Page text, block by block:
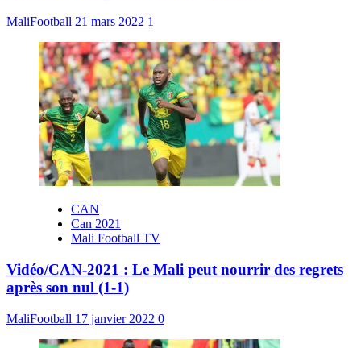
MaliFootball 21 mars 2022 1
CAN
Can 2021
Mali Football TV
Vidéo/CAN-2021 : Le Mali peut nourrir des regrets
après son nul (1-1)
MaliFootball 17 janvier 2022 0